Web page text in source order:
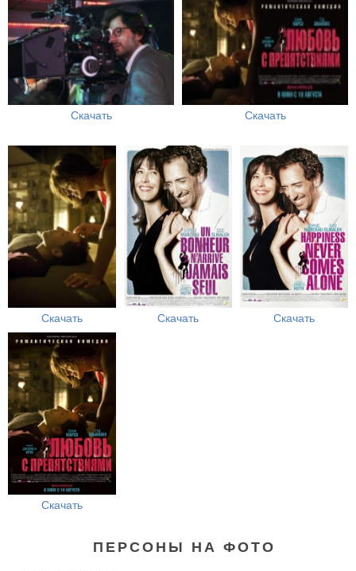
Скачать Скачать
Скачать Скачать Скачать
Скачать
ПЕРСОНЫ НА ФОТО